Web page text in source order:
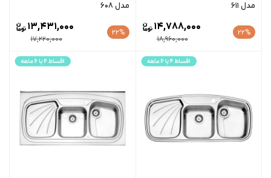
مدل 611
22%
18,960,000
14,788,000
مدل 608
22%
17,220,000
13,431,000